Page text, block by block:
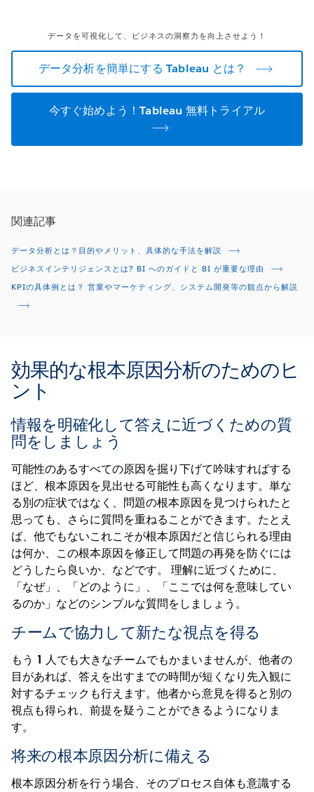
データを可視化して、ビジネスの洞察力を向上させよう！
データ分析を簡単にする Tableau とは？
今すぐ始めよう！Tableau 無料トライアル
関連記事
データ分析とは？目的やメリット、具体的な手法を解説
ビジネスインテリジェンスとは? BI へのガイドと BI が重要な理由
KPIの具体例とは？ 営業やマーケティング、システム開発等の観点から解説
効果的な根本原因分析のためのヒ
ント
情報を明確化して答えに近づくための質
問をしましょう
可能性のあるすべての原因を掘り下げて吟味すればする
ほど、根本原因を見出せる可能性も高くなります。単な
る別の症状ではなく、問題の根本原因を見つけられたと
思っても、さらに質問を重ねることができます。たとえ
ば、他でもないこれこそが根本原因だと信じられる理由
は何か、この根本原因を修正して問題の再発を防ぐには
どうしたら良いか、などです。 理解に近づくために、
「なぜ」、「どのように」、「ここでは何を意味してい
るのか」などのシンプルな質問をしましょう。
チームで協力して新たな視点を得る
もう 1 人でも大きなチームでもかまいませんが、他者の
目があれば、答えを出すまでの時間が短くなり先入観に
対するチェックも行えます。他者から意見を得ると別の
視点も得られ、前提を疑うことができるようになりま
す。
将来の根本原因分析に備える
根本原因分析を行う場合、そのプロセス自体も意識する